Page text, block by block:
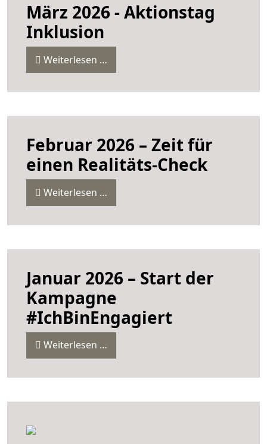
März 2026 - Aktionstag
Inklusion
Weiterlesen …
Februar 2026 – Zeit für
einen Realitäts-Check
Weiterlesen …
Januar 2026 – Start der
Kampagne
#IchBinEngagiert
Weiterlesen …